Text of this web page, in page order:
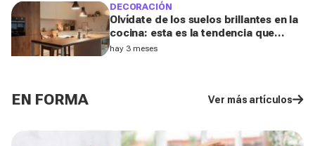
DECORACIÓN
Olvídate de los suelos brillantes en la
cocina: esta es la tendencia que
triunfará en 2026, según una
hay 3 meses
EN FORMA Ver más artículos